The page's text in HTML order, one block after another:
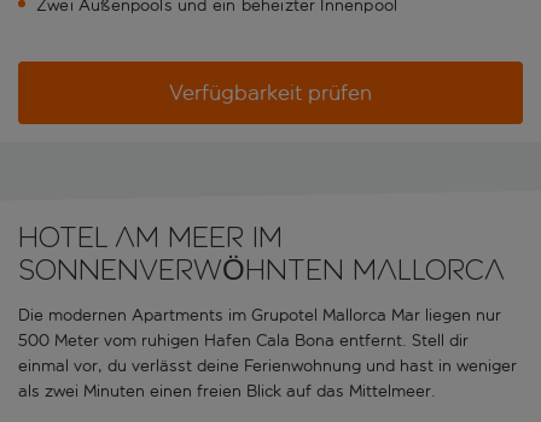
Zwei Außenpools und ein beheizter Innenpool
Verfügbarkeit prüfen
HOTEL AM MEER IM
SONNENVERWÖHNTEN MALLORCA
Die modernen Apartments im Grupotel Mallorca Mar liegen nur
500 Meter vom ruhigen Hafen Cala Bona entfernt. Stell dir
einmal vor, du verlässt deine Ferienwohnung und hast in weniger
als zwei Minuten einen freien Blick auf das Mittelmeer.